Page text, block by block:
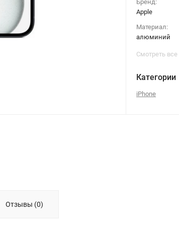
Бренд:
Apple
Материал:
алюминий
Смотреть все
Категории
iPhone
Отзывы (0)